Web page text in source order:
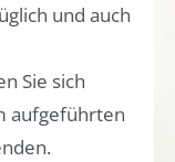
und auch
Sie sich
aufgeführten